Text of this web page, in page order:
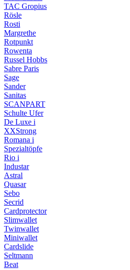
TAC Gropius
Rösle
Rosti
Margrethe
Rotpunkt
Rowenta
Russel Hobbs
Sabre Paris
Sage
Sander
Sanitas
SCANPART
Schulte Ufer
De Luxe i
XXStrong
Romana i
Spezialtöpfe
Rio i
Industar
Astral
Quasar
Sebo
Secrid
Cardprotector
Slimwallet
Twinwallet
Miniwallet
Cardslide
Seltmann
Beat